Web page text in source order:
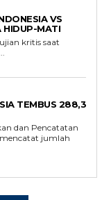
VS
HIDUP-MATI
kritis saat
TEMBUS 288,3
dan Pencatatan
jumlah